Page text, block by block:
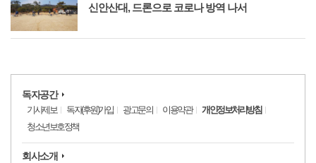
신안산대, 드론으로 코로나 방역 나서
독자공간
기사제보 독자(후원)가입 광고문의 이용약관
개인정보처리방침
청소년보호정책
회사소개